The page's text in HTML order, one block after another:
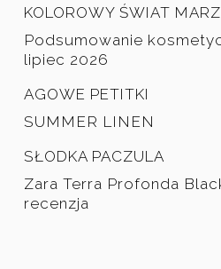
KOLOROWY ŚWIAT
Podsumowanie
lipiec 2026
AGOWE PETITKI
SUMMER LINEN
SŁODKA PACZULA
Zara Terra Profonda
recenzja